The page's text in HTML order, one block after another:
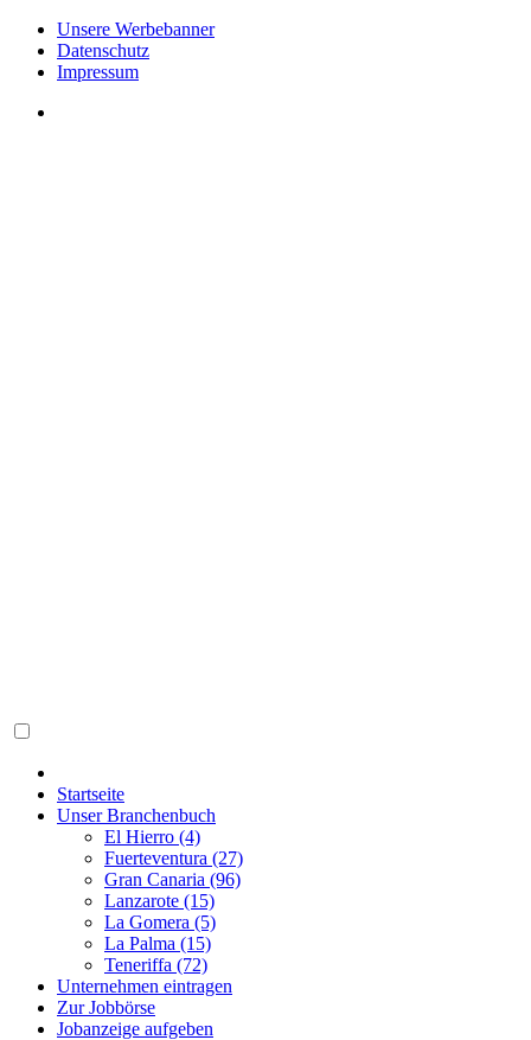
Unsere Werbebanner
Datenschutz
Impressum
Startseite
Unser Branchenbuch
El Hierro (4)
Fuerteventura (27)
Gran Canaria (96)
Lanzarote (15)
La Gomera (5)
La Palma (15)
Teneriffa (72)
Unternehmen eintragen
Zur Jobbörse
Jobanzeige aufgeben